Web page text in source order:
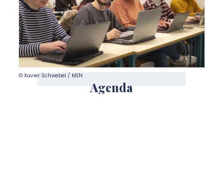
© Xavier Schwebel / MEN
Agenda